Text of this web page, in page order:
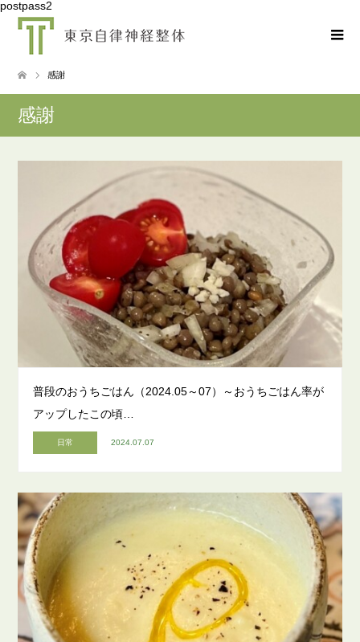
postpass2
感謝
感謝
普段のおうちごはん（2024.05～07）～おうちごはん率が
アップしたこの頃…
日常 2024.07.07